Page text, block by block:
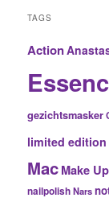
TAGS
Action
gezichtsmasker
limited edition
MacMake
nailpolishNars